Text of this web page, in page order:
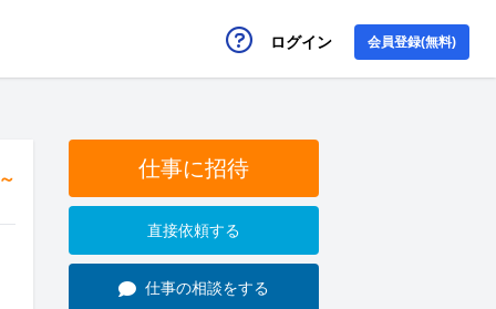
ログイン 会員登録(無料)
仕事に招待
直接依頼する
仕事の相談をする